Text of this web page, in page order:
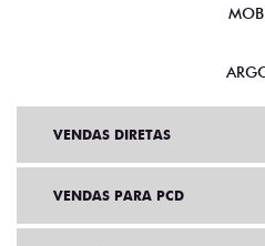
VENDAS DIRETAS
VENDAS PARA PCD